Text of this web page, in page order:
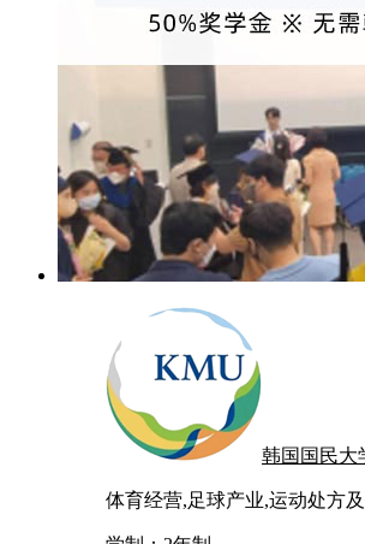
韩国国民大
体育经营,足球产业,运动处方